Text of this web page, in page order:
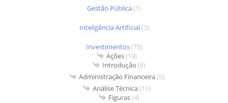
Gestão Pública(1)
Inteligência Artificial(3)
Investimentos(75)
Ações(10)
Introdução (6)
Administração Financeira(5)
Análise Técnica(11)
Figuras(4)